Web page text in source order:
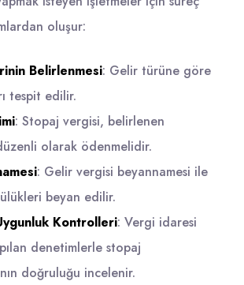
oluşur:
Belirlenmesi: Gelir türüne göre
tespit edilir.
: Stopaj vergisi, belirlenen
olarak ödenmelidir.
: Gelir vergisi beyannamesi ile
beyan edilir.
Kontrolleri: Vergi idaresi
denetimlerle stopaj
doğruluğu incelenir.